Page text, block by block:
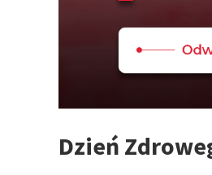
Dzień